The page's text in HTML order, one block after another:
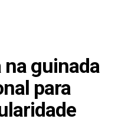
na guinada
para